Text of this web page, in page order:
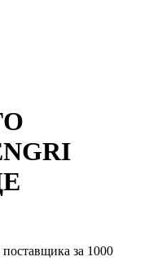
поставщика за 1000